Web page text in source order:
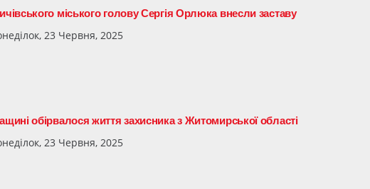
міського голову Сергія Орлюка внесли заставу
23 Червня, 2025
обірвалося життя захисника з Житомирської області
23 Червня, 2025